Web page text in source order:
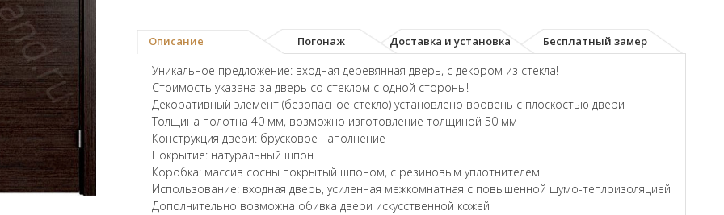
Описание Погонаж Доставка и установка Бесплатный замер
Уникальное предложение: входная деревянная дверь, с декором из стекла!
Стоимость указана за дверь со стеклом с одной стороны!
Декоративный элемент (безопасное стекло) установлено вровень с плоскостью двери
Толщина полотна 40 мм, возможно изготовление толщиной 50 мм
Конструкция двери: брусковое наполнение
Покрытие: натуральный шпон
Коробка: массив сосны покрытый шпоном, с резиновым уплотнителем
Использование: входная дверь, усиленная межкомнатная с повышенной шумо-теплоизоляцией
Дополнительно возможна обивка двери искусственной кожей